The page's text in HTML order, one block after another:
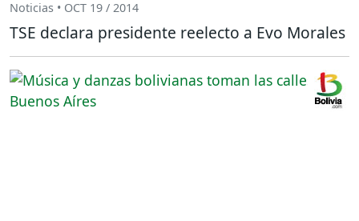
Noticias • OCT 19 / 2014
TSE declara presidente reelecto a Evo Morales